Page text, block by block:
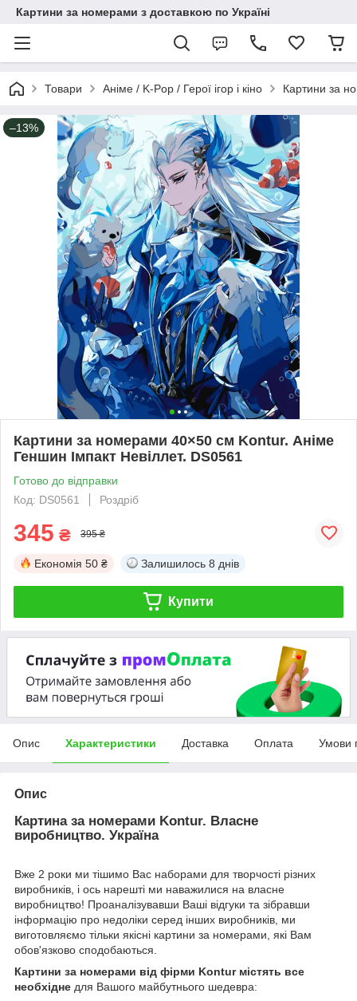
Картини за номерами з доставкою по Україні
Товари Аніме / K-Pop / Герої ігор і кіно Картини за
–13%
Картини за номерами 40×50 см Kontur. Аніме
Геншин Імпакт Невіллет. DS0561
Готово до відправки
Код: DS0561
Роздріб
345 ₴ 395 ₴
Економія 50 ₴ Залишилось 8 днів
Купити
Опис Характеристики Доставка Оплата Умови
Опис
Картина за номерами Kontur. Власне
виробництво. Україна
Вже 2 роки ми тішимо Вас наборами для творчості різних
виробників, і ось нарешті ми наважилися на власне
виробництво! Проаналізувавши Ваші відгуки та зібравши
інформацію про недоліки серед інших виробників, ми
виготовляємо тільки якісні картини за номерами, які Вам
обов'язково сподобаються.
Картини за номерами від фірми Kontur містять все
необхідне для Вашого майбутнього шедевра: